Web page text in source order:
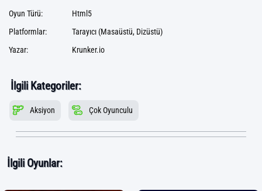
Oyun Türü:
Html5
Platformlar:
Tarayıcı (Masaüstü, Dizüstü)
Yazar:
Krunker.io
İlgili Kategoriler:
Aksiyon Çok Oyunculu
İlgili Oyunlar: